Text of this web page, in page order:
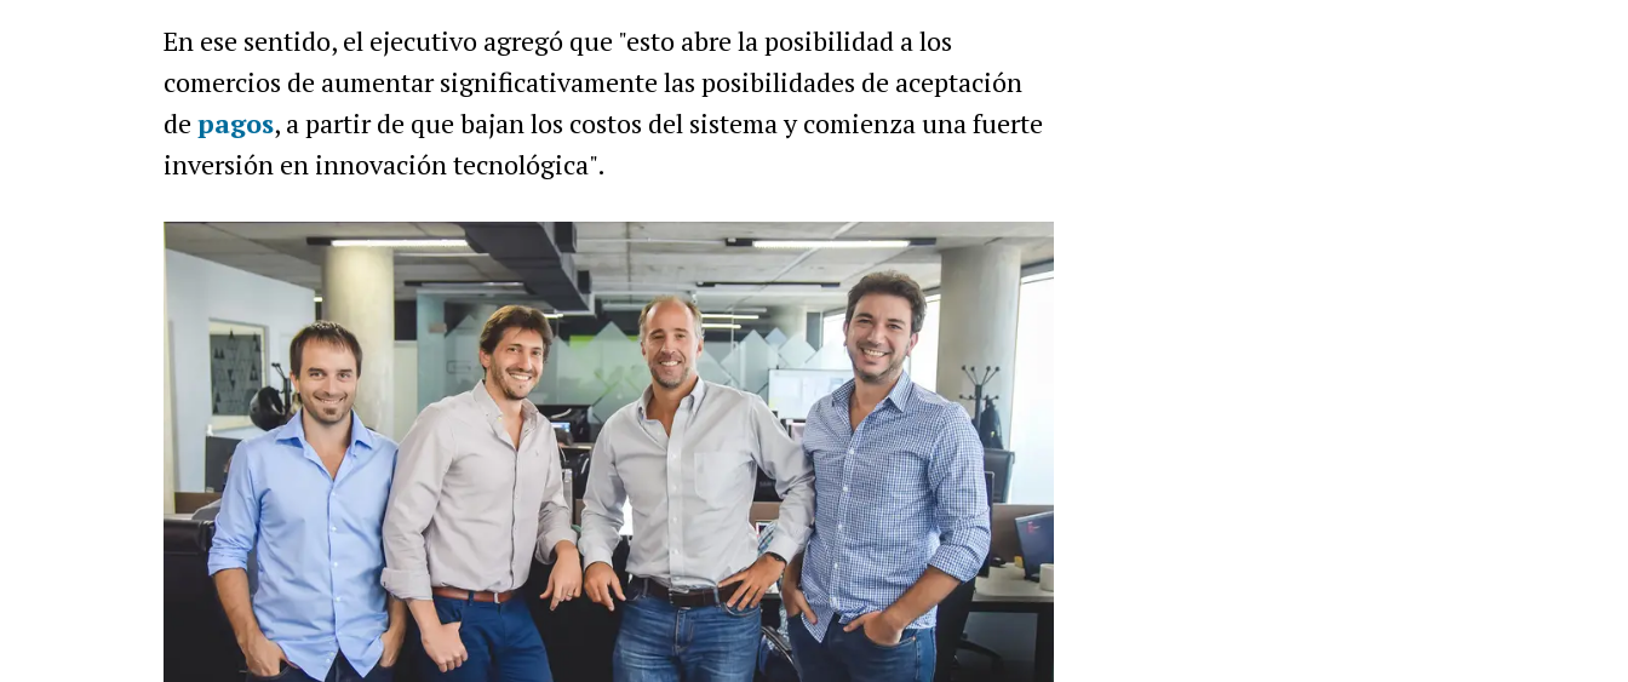
En ese sentido, el ejecutivo agregó que "esto abre la posibilidad a los
comercios de aumentar significativamente las posibilidades de aceptación
de pagos, a partir de que bajan los costos del sistema y comienza una fuerte
inversión en innovación tecnológica".